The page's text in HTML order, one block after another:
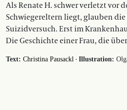
Als Renate H. schwer verletzt vor
Schwiegereltern liegt, glauben
Suizidversuch. Erst im
Die Geschichte einer Frau, die
Text: Christina Pausackl · Illustration: